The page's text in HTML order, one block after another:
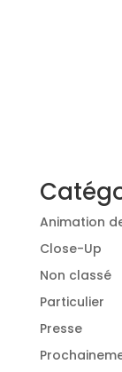
Animation
Close-Up
Non classé
Particulier
Presse